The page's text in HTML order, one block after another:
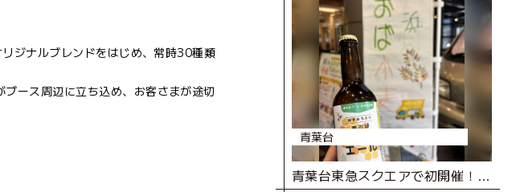
ジナルブレンドをはじめ、常時30種類
ース周辺に立ち込め、お客さまが途切
青葉台
青葉台東急スクエアで初開催！地産地消を身近に楽しむ「横浜あおば小麦フェスティバル」レポート＠青葉台東急スクエア レポート